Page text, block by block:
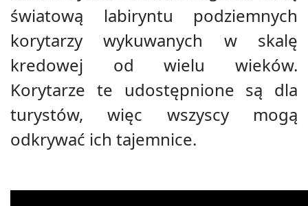
światową labiryntu podziemnych
korytarzy wykuwanych w skalę
kredowej od wielu wieków.
Korytarze te udostępnione są dla
turystów, więc wszyscy mogą
odkrywać ich tajemnice.